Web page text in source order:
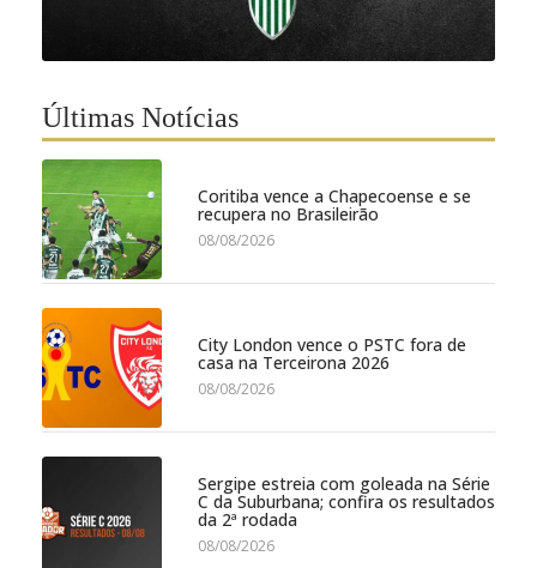
Últimas Notícias
Coritiba vence a Chapecoense e se
recupera no Brasileirão
08/08/2026
City London vence o PSTC fora de
casa na Terceirona 2026
08/08/2026
Sergipe estreia com goleada na Série
C da Suburbana; confira os resultados
da 2ª rodada
08/08/2026